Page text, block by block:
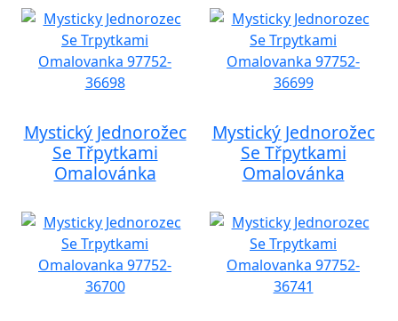
Mystický Jednorožec
Se Třpytkami
Omalovánka
Mystický Jednorožec
Se Třpytkami
Omalovánka